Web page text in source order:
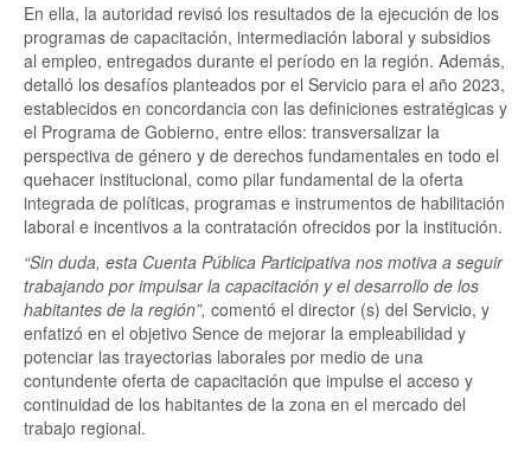
En ella, la autoridad revisó los resultados de la ejecución de los
programas de capacitación, intermediación laboral y subsidios
al empleo, entregados durante el período en la región. Además,
detalló los desafíos planteados por el Servicio para el año 2023,
establecidos en concordancia con las definiciones estratégicas y
el Programa de Gobierno, entre ellos: transversalizar la
perspectiva de género y de derechos fundamentales en todo el
quehacer institucional, como pilar fundamental de la oferta
integrada de políticas, programas e instrumentos de habilitación
laboral e incentivos a la contratación ofrecidos por la institución.
“Sin duda, esta Cuenta Pública Participativa nos motiva a seguir
trabajando por impulsar la capacitación y el desarrollo de los
habitantes de la región”, comentó el director (s) del Servicio, y
enfatizó en el objetivo Sence de mejorar la empleabilidad y
potenciar las trayectorias laborales por medio de una
contundente oferta de capacitación que impulse el acceso y
continuidad de los habitantes de la zona en el mercado del
trabajo regional.